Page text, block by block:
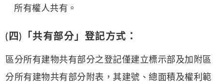
所有權人共有。
(四)「共有部分」登記方式：
區分所有建物共有部分之登記僅建立標示部及加附區
分所有建物共有部分附表，其建號、總面積及權利範